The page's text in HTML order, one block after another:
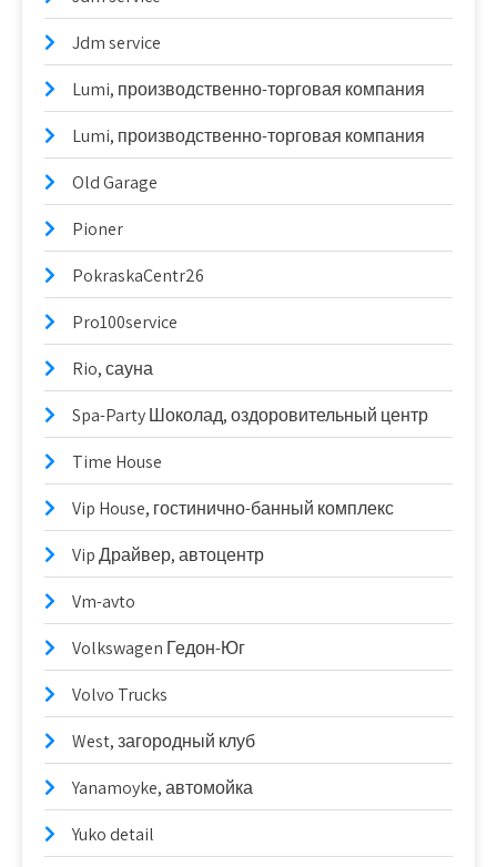
Jdm service
Lumi, производственно-торговая компания
Lumi, производственно-торговая компания
Old Garage
Pioner
PokraskaCentr26
Pro100service
Rio, сауна
Spa-Party Шоколад, оздоровительный центр
Time House
Vip House, гостинично-банный комплекс
Vip Драйвер, автоцентр
Vm-avto
Volkswagen Гедон-Юг
Volvo Trucks
West, загородный клуб
Yanamoyke, автомойка
Yuko detail